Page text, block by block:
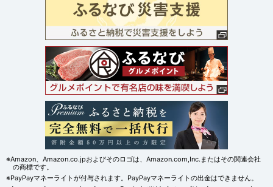
※Amazon、Amazon.co.jpおよびそのロゴは、Amazon.com,Inc.またはその関連会社
の商標です。
※PayPayマネーライトが付与されます。PayPayマネーライトの出金はできません。